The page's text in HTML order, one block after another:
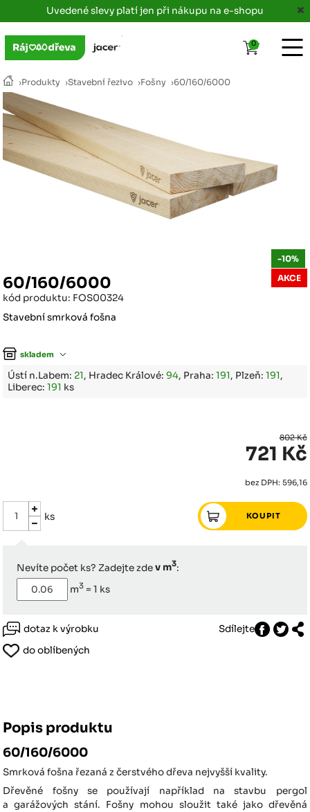
Uvedené slevy platí jen při nákupu na e-shopu
›Produkty ›Stavební řezivo ›Fošny ›60/160/6000
60/160/6000
kód produktu: FOS00324
Stavební smrková fošna
skladem
Ústí n.Labem: 21, Hradec Králové:94, Praha:191, Plzeň:191,
Liberec:191 ks
-10%
AKCE
802 Kč
721 Kč
bez DPH: 596,16
ks
Nevíte počet ks? Zadejte zdev m3:
m3 =1 ks
dotaz k výrobku
Sdílejte
do oblíbených
Popis produktu
60/160/6000
Smrková fošna řezaná z čerstvého dřeva nejvyšší kvality.
Dřevěné fošny se používají například na stavbu pergol
a garážových stání. Fošny mohou sloužit také jako dřevěná
0